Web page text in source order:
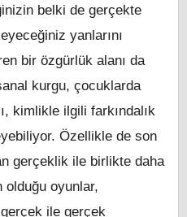
belki de gerçekte
yanlarını
bir özgürlük alanı da
kurgu, çocuklarda
kimlikle ilgili farkındalık
Özellikle de son
gerçeklik ile birlikte daha
olduğu oyunlar,
ile gerçek